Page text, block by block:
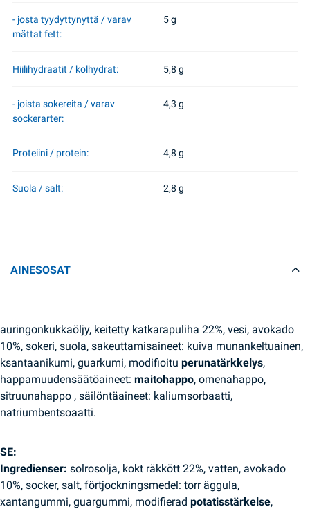
- josta tyydyttynyttä / varav
mättat fett:
5 g
Hiilihydraatit / kolhydrat: 5,8 g
- joista sokereita / varav
sockerarter:
4,3 g
Proteiini / protein: 4,8 g
Suola / salt: 2,8 g
AINESOSAT
auringonkukkaöljy, keitetty katkarapuliha 22%, vesi, avokado
10%, sokeri, suola, sakeuttamisaineet: kuiva munankeltuainen,
ksantaanikumi, guarkumi, modifioitu perunatärkkelys,
happamuudensäätöaineet: maitohappo, omenahappo,
sitruunahappo , säilöntäaineet: kaliumsorbaatti,
natriumbentsoaatti.
SE:
Ingredienser: solrosolja, kokt räkkött 22%, vatten, avokado
10%, socker, salt, förtjockningsmedel: torr äggula,
xantangummi, guargummi, modifierad potatisstärkelse,